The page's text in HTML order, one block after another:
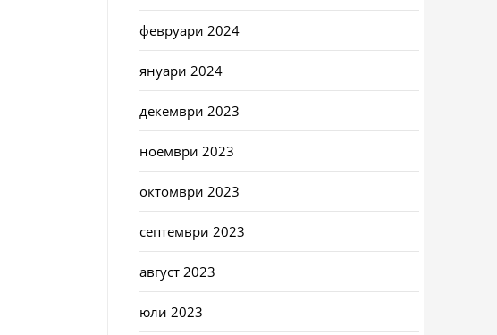
февруари 2024
януари 2024
декември 2023
ноември 2023
октомври 2023
септември 2023
август 2023
юли 2023